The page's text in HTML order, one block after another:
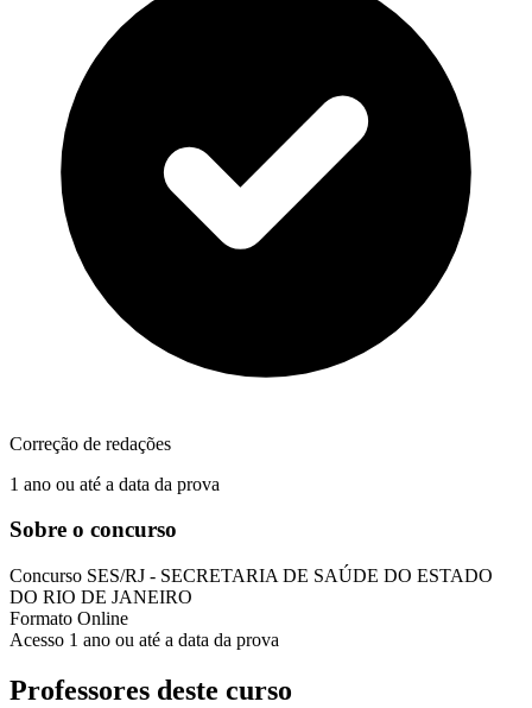
Correção de redações
1 ano ou até a data da prova
Sobre o concurso
Concurso SES/RJ - SECRETARIA DE SAÚDE DO ESTADO
DO RIO DE JANEIRO
Formato Online
Acesso 1 ano ou até a data da prova
Professores deste curso